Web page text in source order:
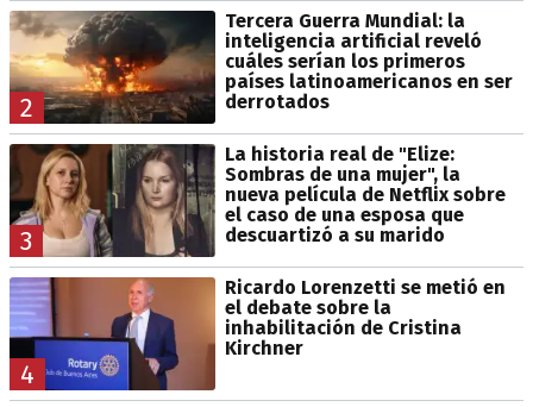
2
Tercera Guerra Mundial: la
inteligencia artificial reveló
cuáles serían los primeros
países latinoamericanos en ser
derrotados
3
La historia real de "Elize:
Sombras de una mujer", la
nueva película de Netflix sobre
el caso de una esposa que
descuartizó a su marido
4
Ricardo Lorenzetti se metió en
el debate sobre la
inhabilitación de Cristina
Kirchner